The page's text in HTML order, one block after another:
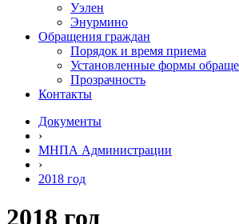
Уэлен
Энурмино
Обращения граждан
Порядок и время приема
Установленные формы
Прозрачность
Контакты
Документы
›
МНПА Администрации
›
2018 год
2018 год